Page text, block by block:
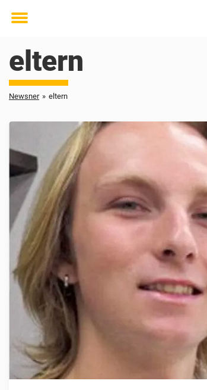
Toggle
eltern
Newsner » eltern